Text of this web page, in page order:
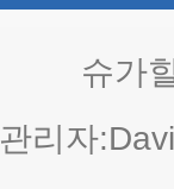
슈가
관리자